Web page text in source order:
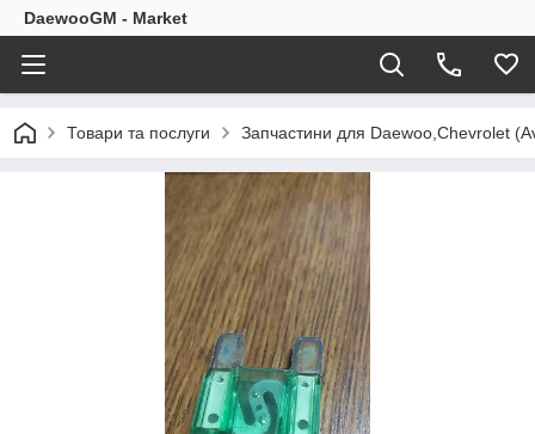
DaewooGM - Market
Товари та послуги Запчастини для Daewoo,Chevrolet